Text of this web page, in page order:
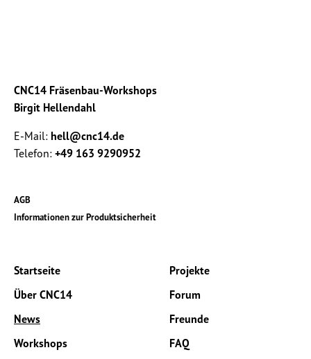
CNC14 Fräsenbau-Workshops
Birgit Hellendahl
E-Mail: hell@cnc14.de
Telefon: +49 163 9290952
AGB
Informationen zur Produktsicherheit
Startseite
Über CNC14
News
Workshops
Projekte
Forum
Freunde
FAQ